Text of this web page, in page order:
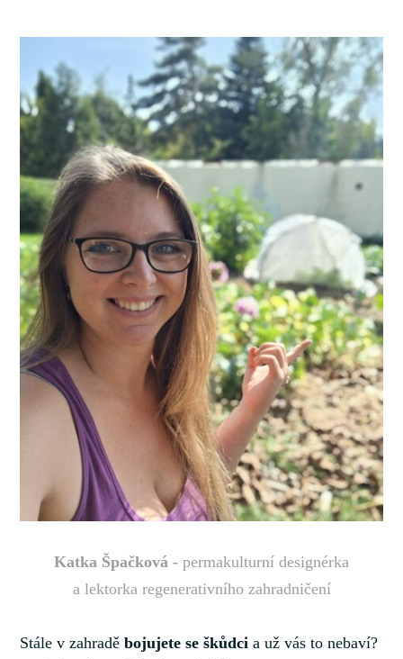
Katka Špačková - permakulturní designérka
a lektorka regenerativního zahradničení
Stále v zahraděbojujete se škůdci a už vás to nebaví?